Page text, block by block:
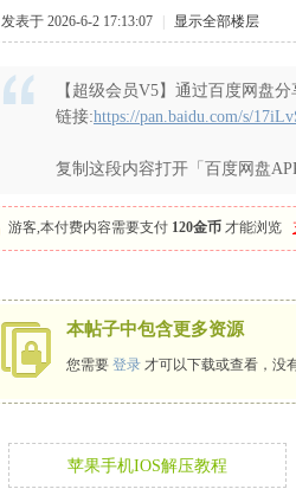
发表于 2026-6-2 17:13:07 显示全部楼层
【超级会员V5】通过百度网盘
链接:https://pan.baidu.com/s/
复制这段内容打开「百度网盘
游客,本付费内容需要支付 120金币 才能浏览
本帖子中包含更多资源
您需要 登录 才可以下载或查看，没
苹果手机IOS解压教程